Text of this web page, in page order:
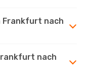
Frankfurt nach
nach